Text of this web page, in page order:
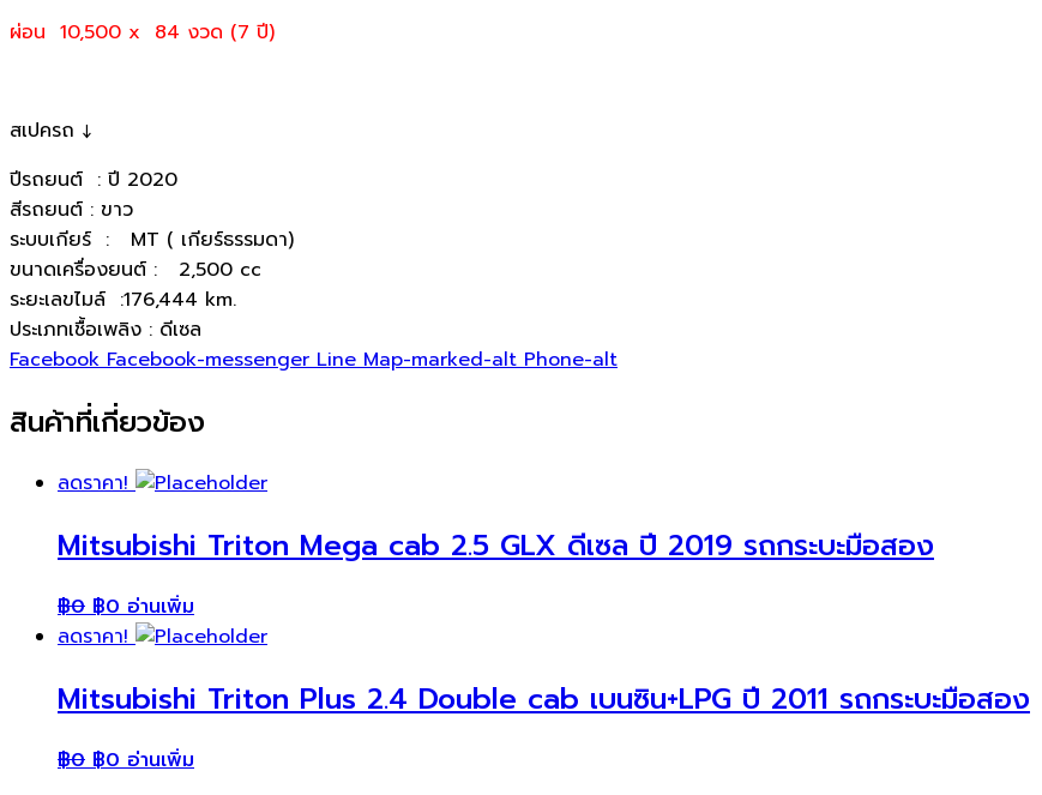
ผ่อน 10,500 x 84 งวด (7 ปี)
สเปครถ ↓
ปีรถยนต์ : ปี 2020
สีรถยนต์ : ขาว
ระบบเกียร์ : MT ( เกียร์ธรรมดา)
ขนาดเครื่องยนต์ : 2,500 cc
ระยะเลขไมล์ :176,444 km.
ประเภทเชื้อเพลิง : ดีเซล
Facebook Facebook-messenger Line Map-marked-alt Phone-alt
สินค้าที่เกี่ยวข้อง
ลดราคา!
Mitsubishi Triton Mega cab 2.5 GLX ดีเซล ปี 2019 รถกระบะมือสอง
฿0 ฿0 อ่านเพิ่ม
ลดราคา!
Mitsubishi Triton Plus 2.4 Double cab เบนซิน+LPG ปี 2011 รถกระบะมือสอง
฿0 ฿0 อ่านเพิ่ม